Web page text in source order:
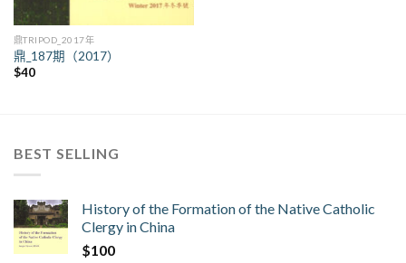
鼎TRIPOD_2017年
鼎_187期（2017）
$40
BEST SELLING
History of the Formation of the Native Catholic
Clergy in China
$100